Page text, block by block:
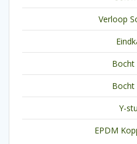
Verloop
Bocht
Bocht
Y-
EPDM